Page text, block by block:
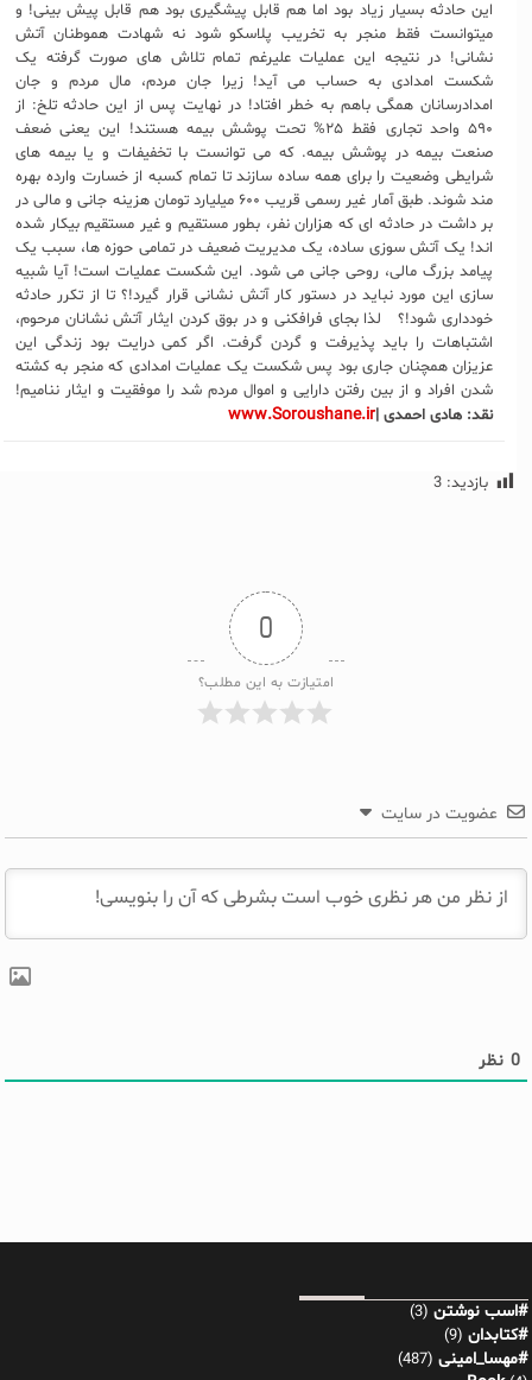
این حادثه بسیار زیاد بود اما هم قابل پیشگیری بود هم قابل پیش بینی! و
میتوانست فقط منجر به تخریب پلاسکو شود نه شهادت هموطنان آتش
نشانی! در نتیجه این عملیات علیرغم تمام تلاش های صورت گرفته یک
شکست امدادی به حساب می آید! زیرا جان مردم، مال مردم و جان
امدادرسانان همگی باهم به خطر افتاد! در نهایت پس از این حادثه تلخ: از
۵۹۰ واحد تجاری فقط ۲۵% تحت پوشش بیمه هستند! این یعنی ضعف
صنعت بیمه در پوشش بیمه. که می توانست با تخفیفات و یا بیمه های
شرایطی وضعیت را برای همه ساده سازند تا تمام کسبه از خسارت وارده بهره
مند شوند. طبق آمار غیر رسمی قریب ۶۰۰ میلیارد تومان هزینه جانی و مالی در
بر داشت در حادثه ای که هزاران نفر، بطور مستقیم و غیر مستقیم بیکار شده
اند! یک آتش سوزی ساده، یک مدیریت ضعیف در تمامی حوزه ها، سبب یک
پیامد بزرگ مالی، روحی جانی می شود. این شکست عملیات است! آیا شبیه
سازی این مورد نباید در دستور کار آتش نشانی قرار گیرد!؟ تا از تکرر حادثه
خودداری شود!؟ لذا بجای فرافکنی و در بوق کردن ایثار آتش نشانان مرحوم،
اشتباهات را باید پذیرفت و گردن گرفت. اگر کمی درایت بود زندگی این
عزیزان همچنان جاری بود پس شکست یک عملیات امدادی که منجر به کشته
شدن افراد و از بین رفتن دارایی و اموال مردم شد را موفقیت و ایثار ننامیم!
نقد: هادی احمدی |www.Soroushane.ir
بازدید: 3
0
امتیازت به این مطلب؟
عضویت در سایت
0 نظر
#اسب نوشتن (3)
#کتابدان (9)
#مهسا_امینی (487)